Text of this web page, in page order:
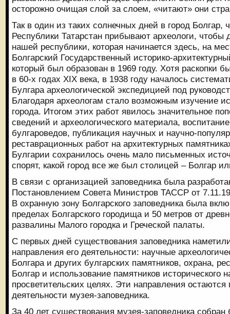
осторожно очищая слой за слоем, «читают» они
Так в один из таких солнечных дней в город Болгар,
Республики Татарстан прибывают археологи, чтобы
нашей республики, которая начинается здесь, на
Болгарский Государственный историко-
который был образован в 1969 году. Хотя раскопки
в 60-х годах XIX века, в 1938 году началось
Булгара археологической экспедицией под
Благодаря археологам стало возможным изучение
города. Итогом этих работ явилось значительное
сведений и археологического материала,
булгароведов, публикация научных и научно-
реставрационных работ на архитектурных
Булгарии сохранилось очень мало письменных
спорят, какой город все же был столицей – Болгар
В связи с организацией заповедника была
Постановлением Совета Министров ТАССР от
В охранную зону Болгарского заповедника была
пределах Болгарского городища и 50 метров от
развалины Малого городка и Греческой палаты.
С первых дней существования заповедника
направления его деятельности: научные
Болгара и других булгарских памятников, охрана,
Болгар и использование памятников исторического
просветительских целях. Эти направления
деятельности музея-заповедника.
За 40 лет существования музея-заповедника